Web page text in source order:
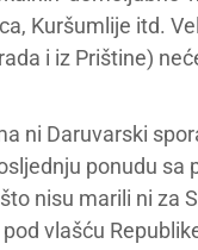
Kuršumlije itd.
i iz Prištine)
ni Daruvarski
ponudu sa
nisu marili ni za
vlašću